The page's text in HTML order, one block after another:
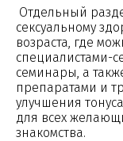
Отдельный
сексуальному
возраста, где
специалистами-
семинары, а
препаратами и
улучшения
для всех
знакомства.